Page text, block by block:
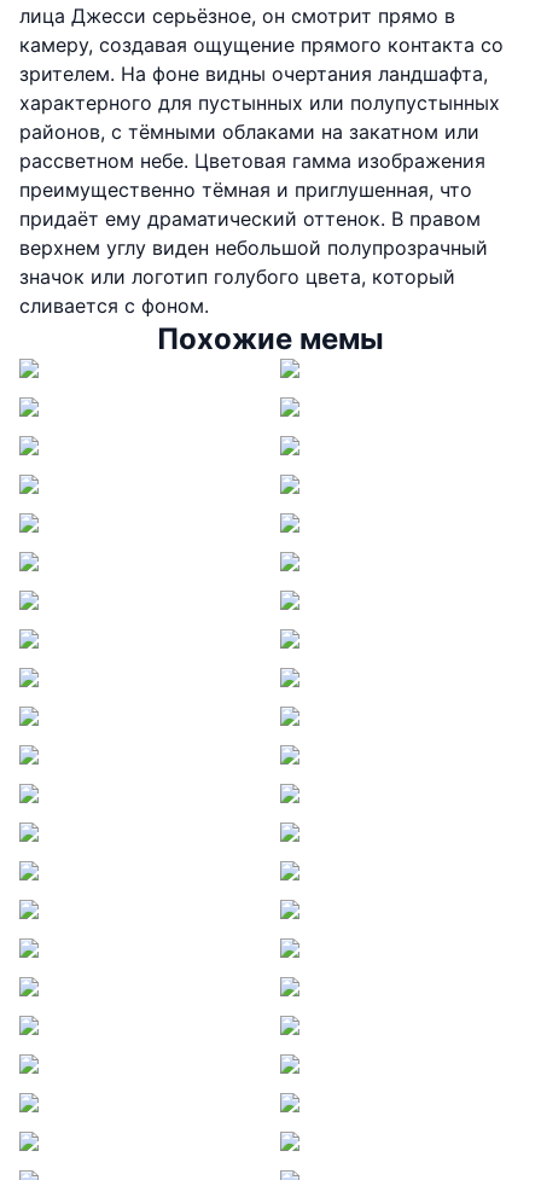
лица Джесси серьёзное, он смотрит прямо в
камеру, создавая ощущение прямого контакта со
зрителем. На фоне видны очертания ландшафта,
характерного для пустынных или полупустынных
районов, с тёмными облаками на закатном или
рассветном небе. Цветовая гамма изображения
преимущественно тёмная и приглушенная, что
придаёт ему драматический оттенок. В правом
верхнем углу виден небольшой полупрозрачный
значок или логотип голубого цвета, который
сливается с фоном.
Похожие мемы